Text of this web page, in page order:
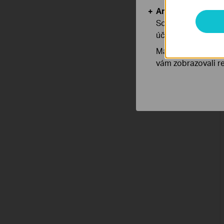
Analytické a
Soubory cookie
účelem zlepšení
Marketingové
vám zobrazovali